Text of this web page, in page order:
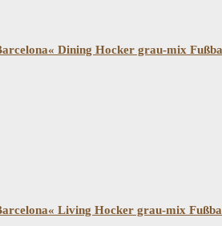
Dining Hocker grau-mix
Living Hocker grau-mix